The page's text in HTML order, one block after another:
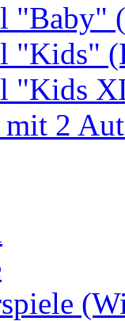
"Baby"
"Kids"
"Kids
mit 2